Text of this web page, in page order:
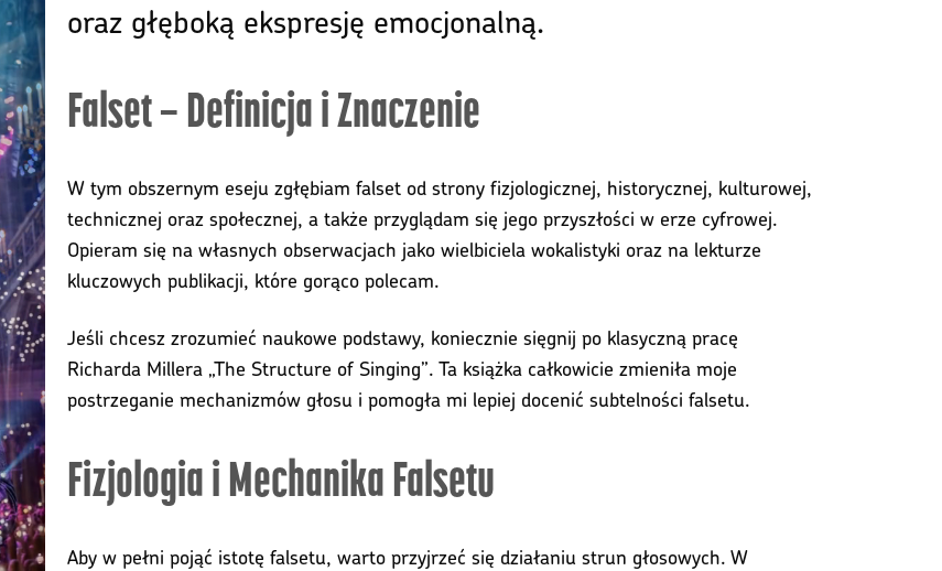
oraz głęboką ekspresję emocjonalną.
Falset – Definicja i Znaczenie
W tym obszernym eseju zgłębiam falset od strony fizjologicznej, historycznej, kulturowej,
technicznej oraz społecznej, a także przyglądam się jego przyszłości w erze cyfrowej.
Opieram się na własnych obserwacjach jako wielbiciela wokalistyki oraz na lekturze
kluczowych publikacji, które gorąco polecam.
Jeśli chcesz zrozumieć naukowe podstawy, koniecznie sięgnij po klasyczną pracę
Richarda Millera „The Structure of Singing”. Ta książka całkowicie zmieniła moje
postrzeganie mechanizmów głosu i pomogła mi lepiej docenić subtelności falsetu.
Fizjologia i Mechanika Falsetu
Aby w pełni pojąć istotę falsetu, warto przyjrzeć się działaniu strun głosowych. W